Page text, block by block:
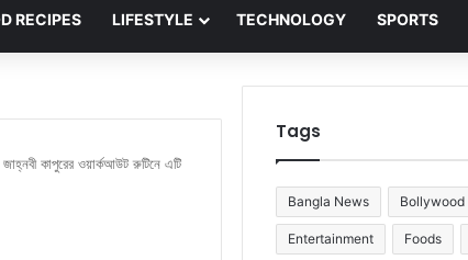
RECIPES LIFESTYLE TECHNOLOGY SPORTS
কাপুরের ওয়ার্কআউট রুটিনে এটি
Tags
Bangla News Bollywood
Entertainment Foods